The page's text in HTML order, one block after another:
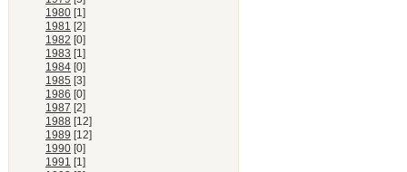
1980 [1]
1981 [2]
1982 [0]
1983 [1]
1984 [0]
1985 [3]
1986 [0]
1987 [2]
1988 [12]
1989 [12]
1990 [0]
1991 [1]